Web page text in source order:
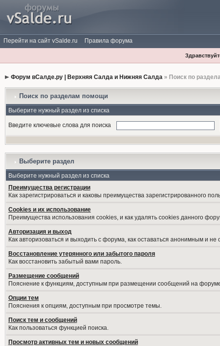
Перейти на сайт vSalde.ru Правила форума
Форум вСалде.ру | Верхняя Салда и Нижняя Салда» Поиск по
Поиск по разделам помощи
Выберите нужный раздел из списка
Введите ключевые слова для поиска
Выберите раздел
Выберите нужный раздел из списка
Преимущества регистрации
Как зарегистрироваться и каковы преимущества зарегистрированного
Cookies и их использование
Преимущества использования cookies, и как удалять cookies данного
Авторизация и выход
Как авторизоваться и выходить с форума, как оставаться анонимным и
Восстановление утерянного или забытого пароля
Как восстановить забытый вами пароль.
Размещение сообщений
Пояснение к функциям, доступным при размещении сообщений на
Опции тем
Пояснения к опциям, доступным при просмотре темы.
Поиск тем и сообщений
Как пользоваться функцией поиска.
Просмотр активных тем и новых сообщений